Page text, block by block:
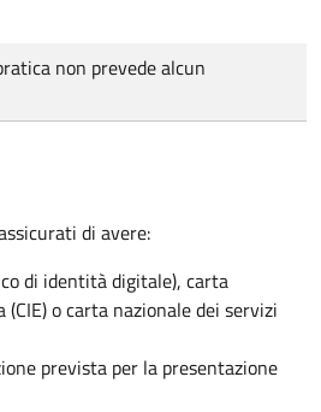
non prevede alcun
di avere:
di identità digitale), carta
o carta nazionale dei servizi
prevista per la presentazione